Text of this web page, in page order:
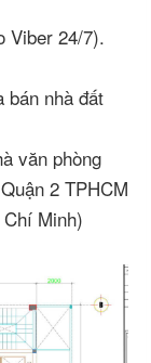
Viber 24/7).
bán nhà đất
văn phòng
2 TPHCM
Minh)